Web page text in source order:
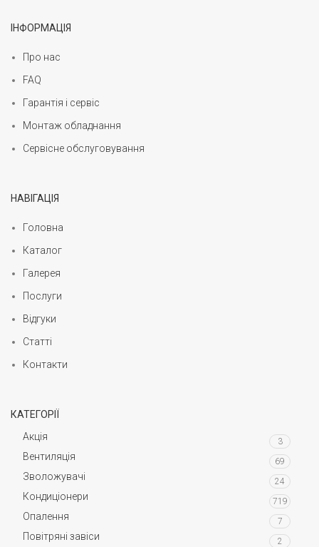
ІНФОРМАЦІЯ
Про нас
FAQ
Гарантія і сервіс
Монтаж обладнання
Сервісне обслуговування
НАВІГАЦІЯ
Головна
Каталог
Галерея
Послуги
Відгуки
Статті
Контакти
КАТЕГОРІЇ
Акція
3
Вентиляція 69
Зволожувачі 24
Кондиціонери 719
Опалення 7
Повітряні завіси 2